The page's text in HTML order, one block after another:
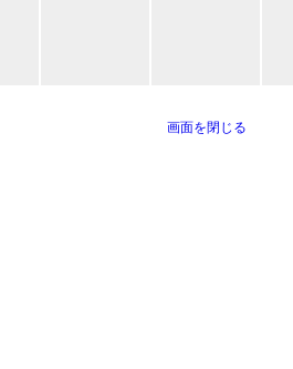
画面を閉じる